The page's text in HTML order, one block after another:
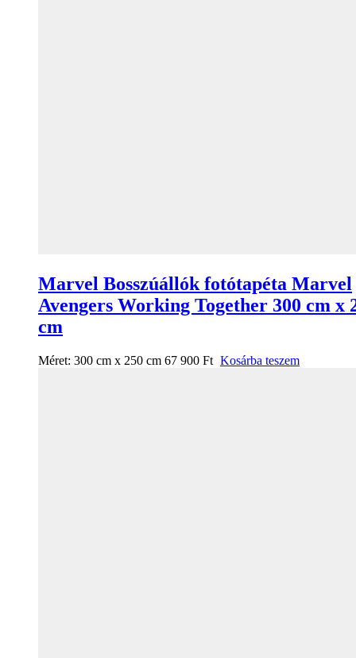
Marvel Bosszúállók fotótapéta Marvel
Avengers Working Together 300 cm x
cm
Méret: 300 cm x 250 cm 67 900 Ft Kosárba teszem